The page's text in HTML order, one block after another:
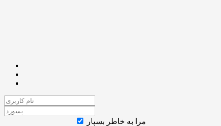
مرا به خاطر بسپار